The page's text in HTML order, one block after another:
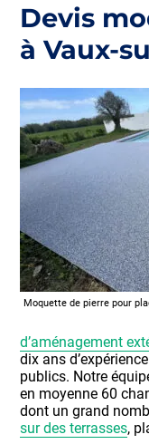
Devis
à Vaux-
Moquette de pierre pour
d’aménagement
dix ans
publics. Notre
en moyenne 60
dont un grand
sur des terrasses,